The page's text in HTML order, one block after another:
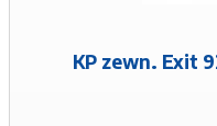
KP zewn. Exit